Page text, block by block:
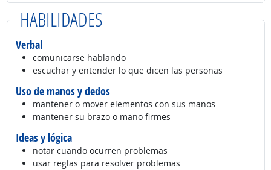
HABILIDADES
Verbal
comunicarse hablando
escuchar y entender lo que dicen las personas
Uso de manos y dedos
mantener o mover elementos con sus manos
mantener su brazo o mano firmes
Ideas y lógica
notar cuando ocurren problemas
usar reglas para resolver problemas